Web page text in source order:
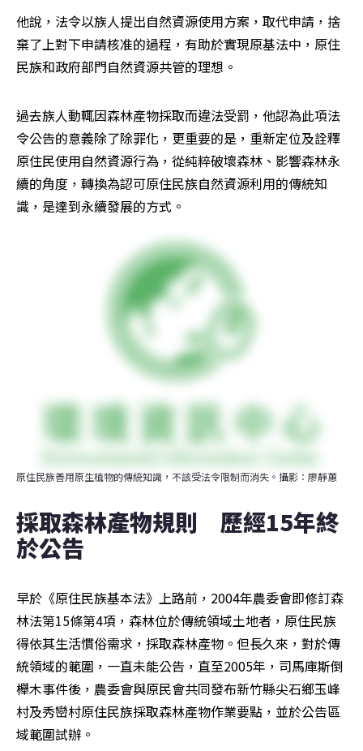
他說，法令以族人提出自然資源使用方案，取代申請，捨
棄了上對下申請核准的過程，有助於實現原基法中，原住
民族和政府部門自然資源共管的理想。
過去族人動輒因森林產物採取而違法受罰，他認為此項法
令公告的意義除了除罪化，更重要的是，重新定位及詮釋
原住民使用自然資源行為，從純粹破壞森林、影響森林永
續的角度，轉換為認可原住民族自然資源利用的傳統知
識，是達到永續發展的方式。
原住民族善用原生植物的傳統知識，不該受法令限制而消失。攝影：廖靜蕙
採取森林產物規則　歷經15年終
於公告
早於《原住民族基本法》上路前，2004年農委會即修訂森
林法第15條第4項，森林位於傳統領域土地者，原住民族
得依其生活慣俗需求，採取森林產物。但長久來，對於傳
統領域的範圍，一直未能公告，直至2005年，司馬庫斯倒
櫸木事件後，農委會與原民會共同發布新竹縣尖石鄉玉峰
村及秀巒村原住民族採取森林產物作業要點，並於公告區
域範圍試辦。